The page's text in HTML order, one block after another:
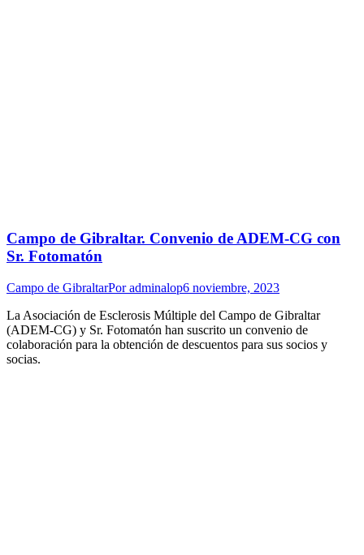
Campo de Gibraltar. Convenio de ADEM-CG con
Sr. Fotomatón
Campo de GibraltarPoradminalop6 noviembre, 2023
La Asociación de Esclerosis Múltiple del Campo de Gibraltar
(ADEM-CG) y Sr. Fotomatón han suscrito un convenio de
colaboración para la obtención de descuentos para sus socios y
socias.